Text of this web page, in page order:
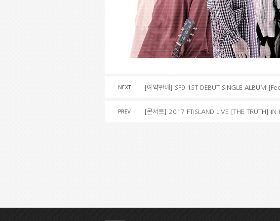
NEXT [예약판매] SF9 1ST DEBUT SINGLE ALBUM
PREV [콘서트] 2017 FTISLAND LIVE [THE TRUTH] IN